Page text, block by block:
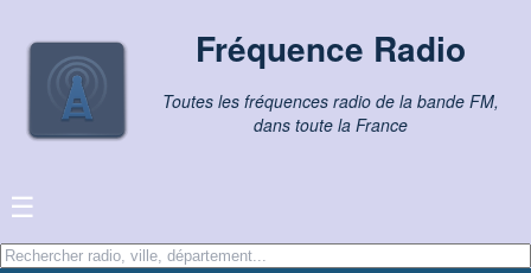
Fréquence Radio
Toutes les fréquences radio de la bande FM,
dans toute la France
☰